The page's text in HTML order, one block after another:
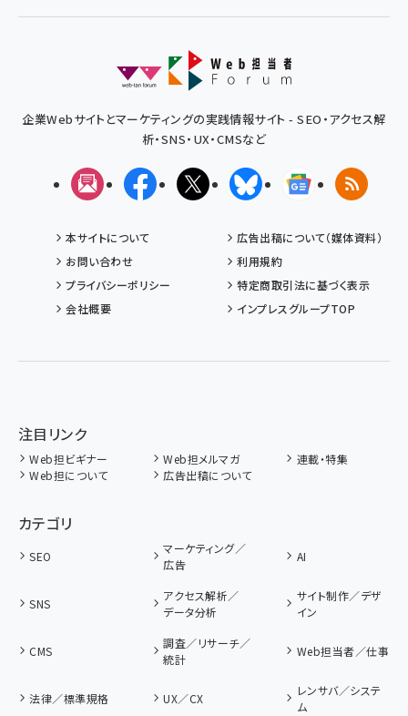
企業Webサイトとマーケティングの実践情報サイト - SEO・アクセス解
析・SNS・UX・CMSなど
メルマガFacebookX(エックス)BlueskyGoogleニュ
RSS
本サイトについて
広告出稿について（媒体資料）
お問い合わせ
利用規約
プライバシーポリシー
特定商取引法に基づく表示
会社概要
インプレスグループTOP
注目リンク
Web担ビギナー Web担メルマガ
連載・特集
Web担について
広告出稿について
カテゴリ
SEO
マーケティング／
広告
AI
SNS
アクセス解析／
データ分析
サイト制作／デザ
イン
CMS
調査／リサーチ／
統計
Web担当者／仕事
法律／標準規格 UX／CX
レンサバ／システ
ム